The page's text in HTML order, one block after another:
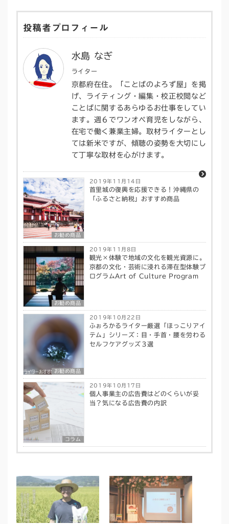
投稿者プロフィール
水島 なぎ
ライター
京都府在住。「ことばのよろず屋」を掲
げ、ライティング・編集・校正校閲など
ことばに関するあらゆるお仕事をしてい
ます。週６でワンオペ育児をしながら、
在宅で働く兼業主婦。取材ライターとし
ては新米ですが、傾聴の姿勢を大切にし
て丁寧な取材を心がけます。
お勧め商品
2019年11月14日
首里城の復興を応援できる！沖縄県の
「ふるさと納税」おすすめ商品
お勧め商品
2019年11月8日
観光×体験で地域の文化を観光資源に。
京都の文化・芸術に浸れる滞在型体験プ
ログラムArt of Culture Program
お勧め商品
2019年10月22日
ふぉろかるライター厳選「ほっこりアイ
テム」シリーズ：目・手首・腰を労わる
セルフケアグッズ３選
コラム
2019年10月17日
個人事業主の広告費はどのくらいが妥
当？気になる広告費の内訳